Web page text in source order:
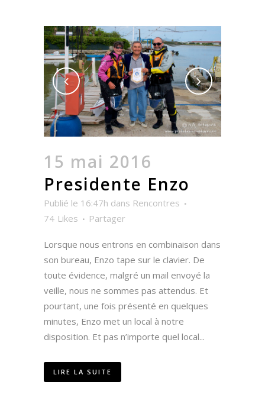
15 mai 2016
Presidente Enzo
Publié le 16:47h dans Rencontres
74 Likes Partager
Lorsque nous entrons en combinaison dans
son bureau, Enzo tape sur le clavier. De
toute évidence, malgré un mail envoyé la
veille, nous ne sommes pas attendus. Et
pourtant, une fois présenté en quelques
minutes, Enzo met un local à notre
disposition. Et pas n’importe quel local...
LIRE LA SUITE